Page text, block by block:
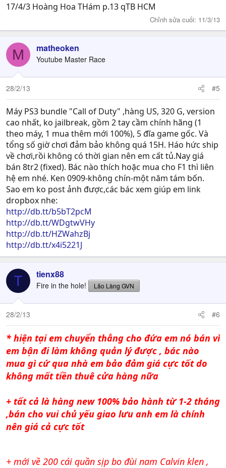
17/4/3 Hoàng Hoa THám p.13 qTB HCM
Chỉnh sửa cuối: 11/3/13
M matheoken
Youtube Master Race
28/2/13 #5
Máy PS3 bundle "Call of Duty" ,hàng US, 320 G, version
cao nhất, ko jailbreak, gồm 2 tay cầm chính hãng (1
theo máy, 1 mua thêm mới 100%), 5 đĩa game gốc. Và
tổng số giờ chơi đảm bảo không quá 15H. Háo hức ship
về chơi,rồi không có thời gian nên em cất tủ.Nay giá
bán 8tr2 (fixed). Bác nào thích hoặc mua cho F1 thì liên
hệ em nhé. Ken 0909-không chín-một năm tám bốn.
Sao em ko post ảnh được,các bác xem giúp em link
dropbox nhe:
http://db.tt/b5bT2pcM
http://db.tt/WDgtwVHy
http://db.tt/HZWahzBj
http://db.tt/x4i5221J
T tienx88
Fire in the hole! Lão Làng GVN
28/2/13 #6
* hiện tại em chuyển thẳng cho đứa em nó bán vì
em bận đi làm không quản lý được , bác nào
mua gì cứ qua nhà em bảo đảm giá cực tốt do
không mất tiền thuê cửa hàng nữa
+ tất cả là hàng new 100% bảo hành từ 1-2 tháng
,bán cho vui chủ yếu giao lưu anh em là chính
nên giá cả cực tốt
+ mới về 200 cái quần sịp bo đùi nam Calvin klen ,